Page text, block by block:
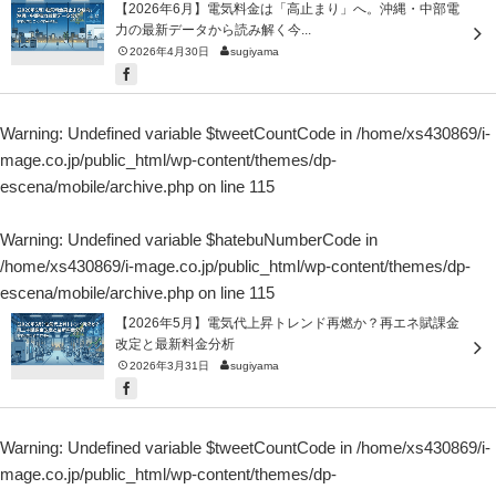
【2026年6月】電気料金は「高止まり」へ。沖縄・中部電
力の最新データから読み解く今...
2026年4月30日 sugiyama
Warning: Undefined variable $tweetCountCode in /home/xs430869/i-
mage.co.jp/public_html/wp-content/themes/dp-
escena/mobile/archive.php on line 115
Warning: Undefined variable $hatebuNumberCode in
/home/xs430869/i-mage.co.jp/public_html/wp-content/themes/dp-
escena/mobile/archive.php on line 115
【2026年5月】電気代上昇トレンド再燃か？再エネ賦課金
改定と最新料金分析
2026年3月31日 sugiyama
Warning: Undefined variable $tweetCountCode in /home/xs430869/i-
mage.co.jp/public_html/wp-content/themes/dp-